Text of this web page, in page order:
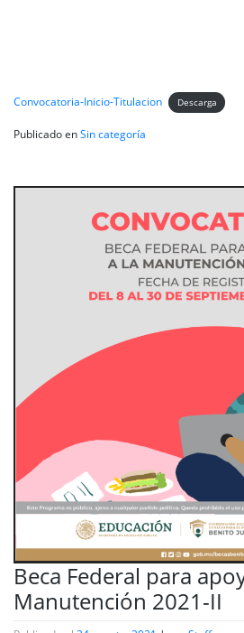
Convocatoria-Inicio-Titulacion Descarga
Publicado enSin categoría
Beca Federal para
Manutención 2021-II